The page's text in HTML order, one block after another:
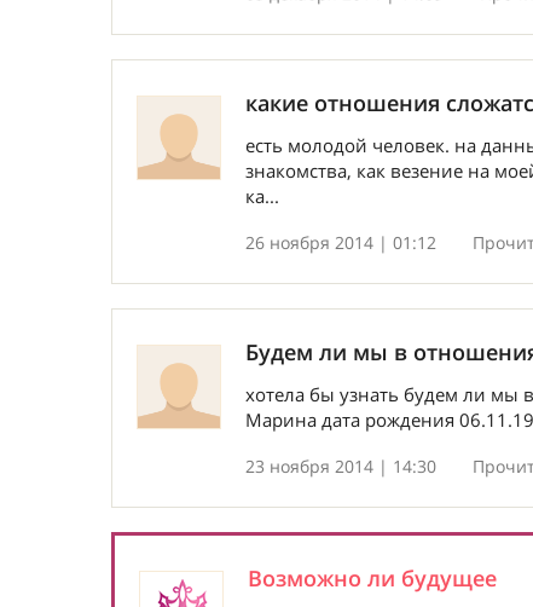
какие отношения
есть молодой человек. на
знакомства, как везение на
ка...
26 ноября 2014 | 01:12
Будем ли мы в
хотела бы узнать будем ли мы
Марина дата рождения
23 ноября 2014 | 14:30
Возможно ли будущее